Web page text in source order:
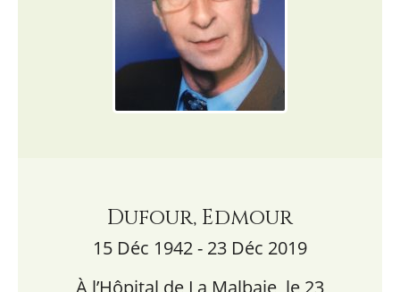
Dufour, Edmour
15 Déc 1942 - 23 Déc 2019
À l’Hôpital de La Malbaie, le 23